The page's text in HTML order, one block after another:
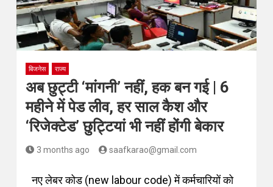
बिजनेस राज्य
अब छुट्टी ‘मांगनी’ नहीं, हक बन गई | 6
महीने में पेड लीव, हर साल कैश और
‘रिजेक्टेड’ छुट्टियां भी नहीं होंगी बेकार
3 months ago saafkarao@gmail.com
नए लेबर कोड (new labour code) में कर्मचारियों को